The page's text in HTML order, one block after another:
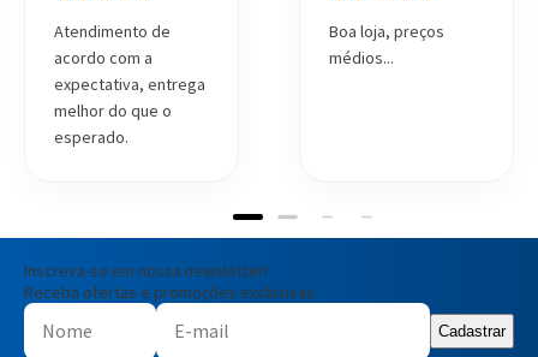
Atendimento de
acordo com a
expectativa, entrega
melhor do que o
esperado.
Boa loja, preços
médios...
Inscreva-se em nossa newsletter!
Receba ofertas e promoções exclusivas
Cadastrar